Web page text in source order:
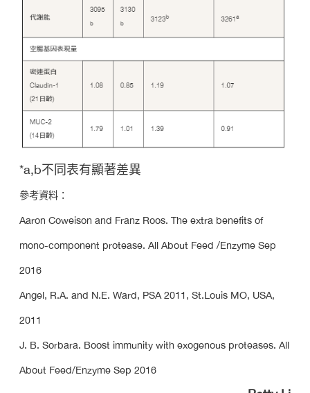
*a,b不同表有顯著差異
參考資料：
Aaron Coweison and Franz Roos. The extra benefits of
mono-component protease. All About Feed /Enzyme Sep
2016
Angel, R.A. and N.E. Ward, PSA 2011, St.Louis MO, USA,
2011
J. B. Sorbara. Boost immunity with exogenous proteases. All
About Feed/Enzyme Sep 2016